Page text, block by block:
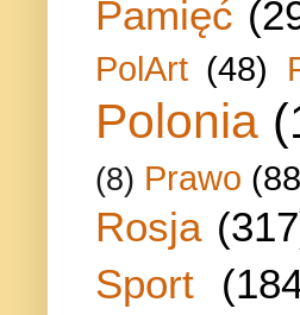
Pamięć
PolArt (48)
Polonia
(8) Prawo
Rosja
Sport